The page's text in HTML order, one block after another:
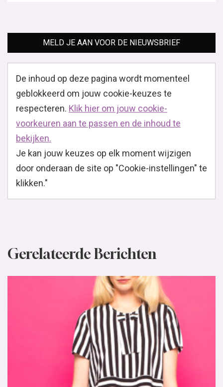
MELD JE AAN VOOR DE NIEUWSBRIEF
De inhoud op deze pagina wordt momenteel
geblokkeerd om jouw cookie-keuzes te
respecteren. Klik hier om jouw cookie-
voorkeuren aan te passen en de inhoud te
bekijken.
Je kan jouw keuzes op elk moment wijzigen
door onderaan de site op "Cookie-instellingen" te
klikken."
Gerelateerde Berichten